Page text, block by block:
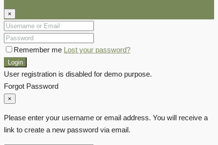
×
Remember me Lost your password?
Login
User registration is disabled for demo purpose.
Forgot Password
×
Please enter your username or email address. You will receive a
link to create a new password via email.